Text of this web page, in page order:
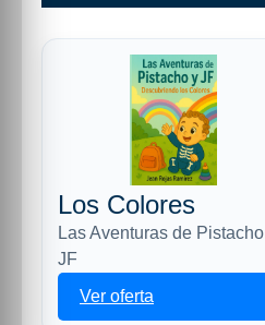
Los Colores
Las Aventuras de
JF
Ver oferta